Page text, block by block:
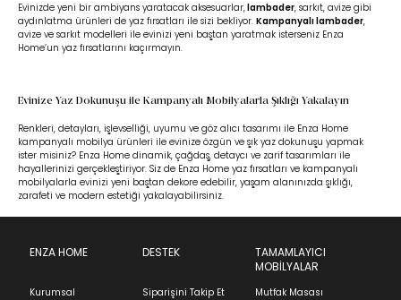
Evinizde yeni bir ambiyans yaratacak aksesuarlar,lambader, sarkıt, avize gibi
aydınlatma ürünleri de yaz fırsatları ile sizi bekliyor. Kampanyalı lambader,
avize ve sarkıt modelleri ile evinizi yeni baştan yaratmak isterseniz Enza
Home’un yaz fırsatlarını kaçırmayın.
Evinize Yaz Dokunuşu ile Kampanyalı Mobilyalarla Şıklığı Yakalayın
Renkleri, detayları, işlevselliği, uyumu ve göz alıcı tasarımı ile Enza Home
kampanyalı mobilya ürünleri ile evinize özgün ve şık yaz dokunuşu yapmak
ister misiniz? Enza Home dinamik, çağdaş, detaycı ve zarif tasarımları ile
hayallerinizi gerçekleştiriyor. Siz de Enza Home yaz fırsatları ve kampanyalı
mobilyalarla evinizi yeni baştan dekore edebilir, yaşam alanınızda şıklığı,
zarafeti ve modern estetiği yakalayabilirsiniz.
ENZA HOME
Kurumsal
DESTEK
Siparişini Takip Et
TAMAMLAYICI
MOBİLYALAR
Mutfak Masası